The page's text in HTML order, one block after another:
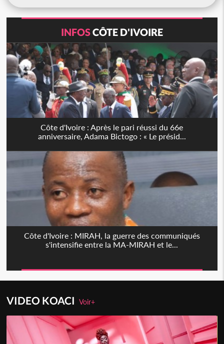
INFOSCÔTE D'IVOIRE
Côte d'Ivoire : Après le pari réussi du 66e
anniversaire, Adama Bictogo : « Le présid...
Côte d'Ivoire : MIRAH, la guerre des communiqués
s'intensifie entre la MA-MIRAH et le...
VIDEO KOACIVoir+